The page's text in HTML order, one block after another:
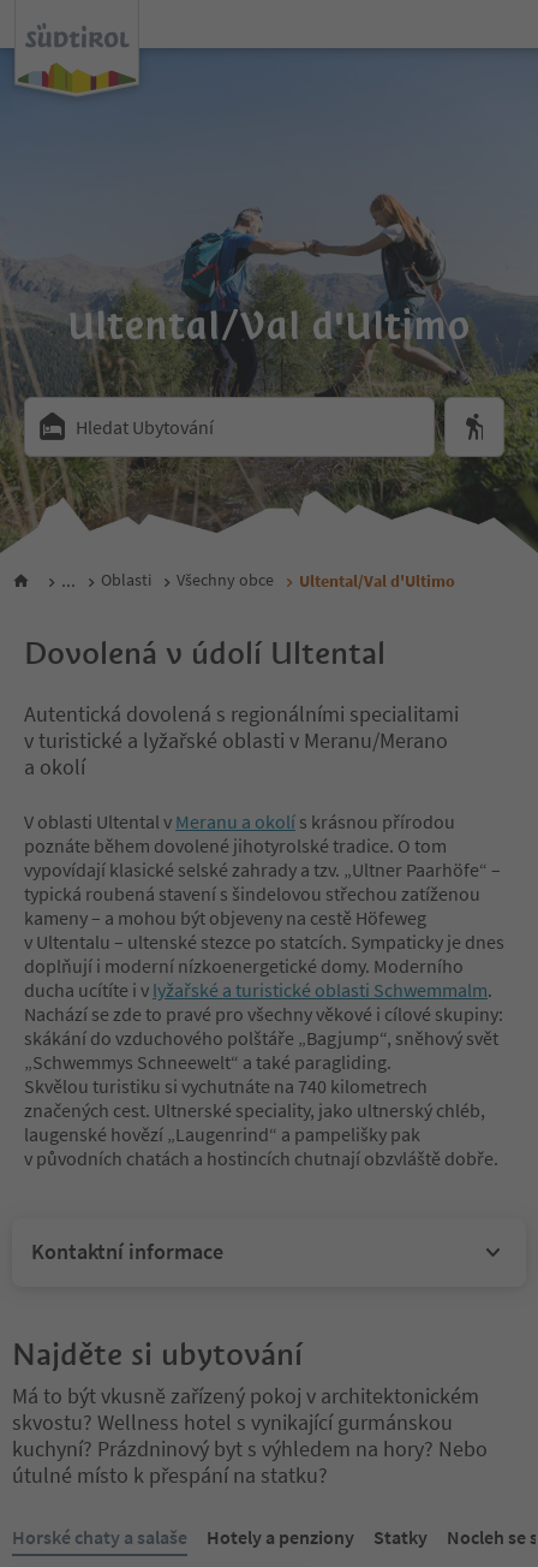
Ultental/Val d'Ultimo
Hledat Ubytování
... Oblasti Všechny obce Ultental/Val d'Ultimo
Dovolená v údolí Ultental
Autentická dovolená s regionálními specialitami
v turistické a lyžařské oblasti v Meranu/Merano
a okolí
V oblasti Ultental v Meranu a okolí s krásnou přírodou
poznáte během dovolené jihotyrolské tradice. O tom
vypovídají klasické selské zahrady a tzv. „Ultner Paarhöfe“ –
typická roubená stavení s šindelovou střechou zatíženou
kameny – a mohou být objeveny na cestě Höfeweg
v Ultentalu – ultenské stezce po statcích. Sympaticky je dnes
doplňují i moderní nízkoenergetické domy. Moderního
ducha ucítíte i v lyžařské a turistické oblasti Schwemmalm.
Nachází se zde to pravé pro všechny věkové i cílové skupiny:
skákání do vzduchového polštáře „Bagjump“, sněhový svět
„Schwemmys Schneewelt“ a také paragliding.
Skvělou turistiku si vychutnáte na 740 kilometrech
značených cest. Ultnerské speciality, jako ultnerský chléb,
laugenské hovězí „Laugenrind“ a pampelišky pak
v původních chatách a hostincích chutnají obzvláště dobře.
Kontaktní informace
Najděte si ubytování
Má to být vkusně zařízený pokoj v architektonickém
skvostu? Wellness hotel s vynikající gurmánskou
kuchyní? Prázdninový byt s výhledem na hory? Nebo
útulné místo k přespání na statku?
Nacházíte se na tabulkovém posuvníku. Vyberte kartu pro
Horské chaty a salaše Hotely a penziony Statky Nocleh se